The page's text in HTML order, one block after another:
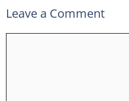
Leave a Comment